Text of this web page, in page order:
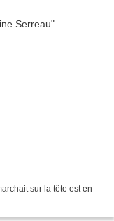
sur la tête est en